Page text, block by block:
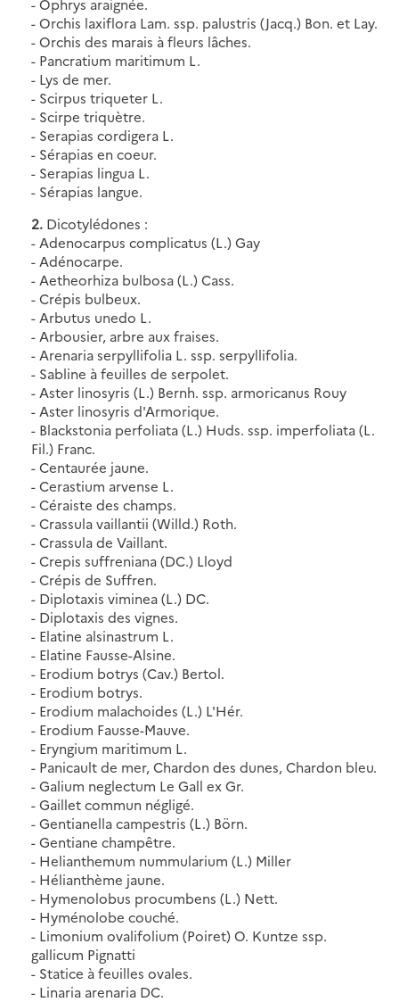
- Orchis laxiflora Lam. ssp. palustris (Jacq.) Bon. et Lay.
- Orchis des marais à fleurs lâches.
- Pancratium maritimum L.
- Lys de mer.
- Scirpus triqueter L.
- Scirpe triquètre.
- Serapias cordigera L.
- Sérapias en coeur.
- Serapias lingua L.
- Sérapias langue.
2. Dicotylédones :
- Adenocarpus complicatus (L.) Gay
- Adénocarpe.
- Aetheorhiza bulbosa (L.) Cass.
- Crépis bulbeux.
- Arbutus unedo L.
- Arbousier, arbre aux fraises.
- Arenaria serpyllifolia L. ssp. serpyllifolia.
- Sabline à feuilles de serpolet.
- Aster linosyris (L.) Bernh. ssp. armoricanus Rouy
- Aster linosyris d'Armorique.
- Blackstonia perfoliata (L.) Huds. ssp. imperfoliata (L.
Fil.) Franc.
- Centaurée jaune.
- Cerastium arvense L.
- Céraiste des champs.
- Crassula vaillantii (Willd.) Roth.
- Crassula de Vaillant.
- Crepis suffreniana (DC.) Lloyd
- Crépis de Suffren.
- Diplotaxis viminea (L.) DC.
- Diplotaxis des vignes.
- Elatine alsinastrum L.
- Elatine Fausse-Alsine.
- Erodium botrys (Cav.) Bertol.
- Erodium botrys.
- Erodium malachoides (L.) L'Hér.
- Erodium Fausse-Mauve.
- Eryngium maritimum L.
- Panicault de mer, Chardon des dunes, Chardon bleu.
- Galium neglectum Le Gall ex Gr.
- Gaillet commun négligé.
- Gentianella campestris (L.) Börn.
- Gentiane champêtre.
- Helianthemum nummularium (L.) Miller
- Hélianthème jaune.
- Hymenolobus procumbens (L.) Nett.
- Hyménolobe couché.
- Limonium ovalifolium (Poiret) O. Kuntze ssp.
gallicum Pignatti
- Statice à feuilles ovales.
- Linaria arenaria DC.